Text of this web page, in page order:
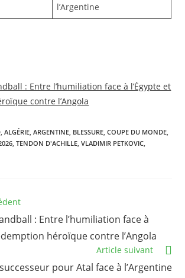
l’Argentine
: Entre l’humiliation face à l’Égypte et
contre l’Angola
, ALGÉRIE, ARGENTINE, BLESSURE, COUPE DU MONDE,
, TENDON D'ACHILLE, VLADIMIR PETKOVIC,
: Entre l’humiliation face à
héroïque contre l’Angola
Article suivant
pour Atal face à l’Argentine